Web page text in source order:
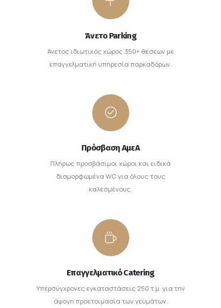
Άνετο Parking
Άνετος ιδιωτικός χώρος 350+ θέσεων με
επαγγελματική υπηρεσία παρκαδόρων.
Πρόσβαση ΑμεΑ
Πλήρως προσβάσιμοι χώροι και ειδικά
διαμορφωμένα WC για όλους τους
καλεσμένους.
Επαγγελματικό Catering
Υπερσύγχρονες εγκαταστάσεις 250 τ.μ. για την
άψογη προετοιμασία των γευμάτων.